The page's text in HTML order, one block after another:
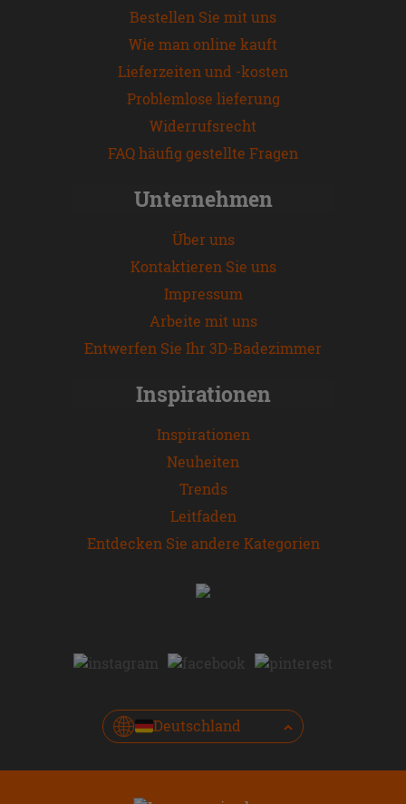
Bestellen Sie mit uns
Wie man online kauft
Lieferzeiten und -kosten
Problemlose lieferung
Widerrufsrecht
FAQ häufig gestellte Fragen
Unternehmen
Über uns
Kontaktieren Sie uns
Impressum
Arbeite mit uns
Entwerfen Sie Ihr 3D-Badezimmer
Inspirationen
Inspirationen
Neuheiten
Trends
Leitfaden
Entdecken Sie andere Kategorien
Deutschland